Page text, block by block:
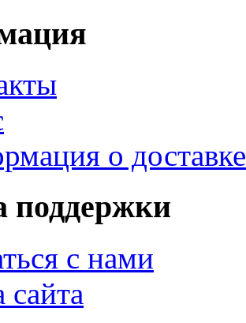
о доставке
поддержки
с нами
сайта